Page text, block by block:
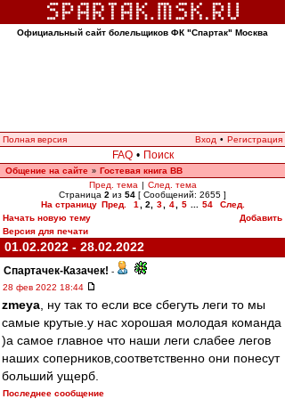
Официальный сайт болельщиков ФК "Спартак" Москва
Полная версия Вход • Регистрация
FAQ • Поиск
Общение на сайте » Гостевая книга ВВ
Пред. тема | След. тема
Страница 2 из 54 [ Сообщений: 2655 ]
На страницу Пред. 1 2 3 4 5 54
След.
Начать новую тему
Добавить
Версия для печати
01.02.2022 - 28.02.2022
Спартачек-Казачек! -
28 фев 2022 18:44
zmeya , ну так то если все сбегуть леги то мы
самые крутые.у нас хорошая молодая команда
)а самое главное что наши леги слабее легов
наших соперников,соответственно они понесут
больший ущерб.
Последнее сообщение